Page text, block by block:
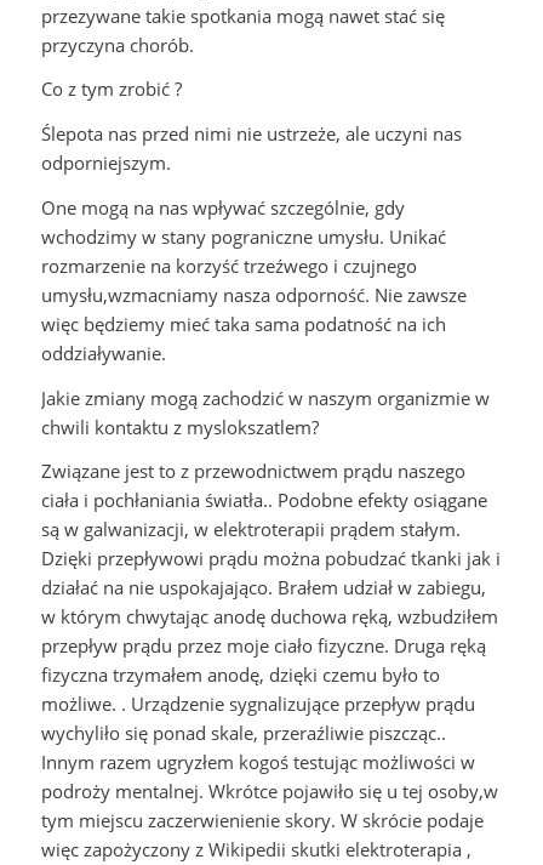
przezywane takie spotkania mogą nawet stać się
przyczyna chorób.
Co z tym zrobić ?
Ślepota nas przed nimi nie ustrzeże, ale uczyni nas
odporniejszym.
One mogą na nas wpływać szczególnie, gdy
wchodzimy w stany pograniczne umysłu. Unikać
rozmarzenie na korzyść trzeźwego i czujnego
umysłu,wzmacniamy nasza odporność. Nie zawsze
więc będziemy mieć taka sama podatność na ich
oddziaływanie.
Jakie zmiany mogą zachodzić w naszym organizmie w
chwili kontaktu z myslokszatlem?
Związane jest to z przewodnictwem prądu naszego
ciała i pochłaniania światła.. Podobne efekty osiągane
są w galwanizacji, w elektroterapii prądem stałym.
Dzięki przepływowi prądu można pobudzać tkanki jak i
działać na nie uspokajająco. Brałem udział w zabiegu,
w którym chwytając anodę duchowa ręką, wzbudziłem
przepływ prądu przez moje ciało fizyczne. Druga ręką
fizyczna trzymałem anodę, dzięki czemu było to
możliwe. . Urządzenie sygnalizujące przepływ prądu
wychyliło się ponad skale, przeraźliwie piszcząc..
Innym razem ugryzłem kogoś testując możliwości w
podroży mentalnej. Wkrótce pojawiło się u tej osoby,w
tym miejscu zaczerwienienie skory. W skrócie podaje
więc zapożyczony z Wikipedii skutki elektroterapia ,